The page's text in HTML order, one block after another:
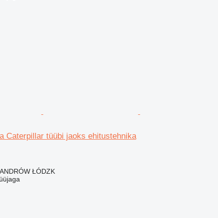
Caterpillar tüübi jaoks ehitustehnika
ŁÓDZK